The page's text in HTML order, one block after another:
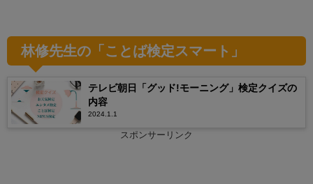
林修先生の「ことば検定スマート」
テレビ朝日「グッド!モーニング」検定クイズの
内容
2024.1.1
スポンサーリンク